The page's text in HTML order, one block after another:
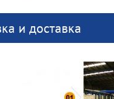
и доставка